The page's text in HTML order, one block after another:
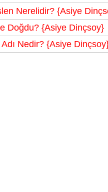
Nerelidir? {Asiye
Doğdu? {Asiye Dinçsoy}
Nedir? {Asiye